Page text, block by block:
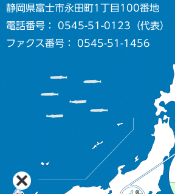
静岡県富士市永田町1丁目100番地
電話番号： 0545-51-0123（代表）
ファクス番号： 0545-51-1456